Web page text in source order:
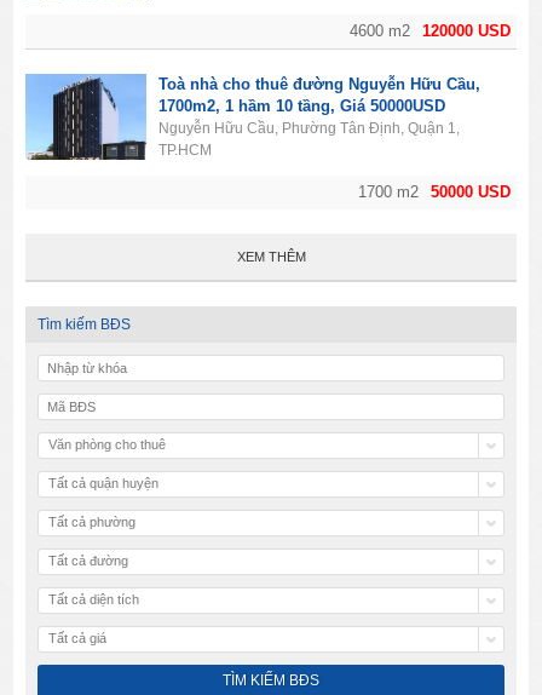
120000 USD
4600 m2
50000 USD
1700 m2
Toà nhà cho thuê đường Nguyễn Hữu Cầu,
1700m2, 1 hầm 10 tầng, Giá 50000USD
Nguyễn Hữu Cầu, Phường Tân Định, Quận 1,
TP.HCM
XEM THÊM
Tìm kiếm BĐS
Văn phòng cho thuê
Tất cả quận huyện
Tất cả phường
Tất cả đường
Tất cả diện tích
Tất cả giá